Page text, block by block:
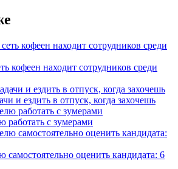
кофеен находит сотрудников среди
и ездить в отпуск, когда захочешь
работать с зумерами
оценить кандидата: 6